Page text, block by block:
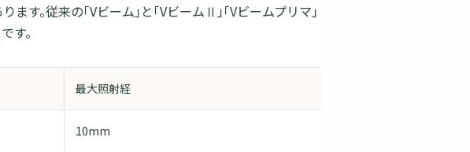
す。従来の「Vビーム」と「VビームⅡ」「Vビームプリマ」
す。
最大照射経
10mm